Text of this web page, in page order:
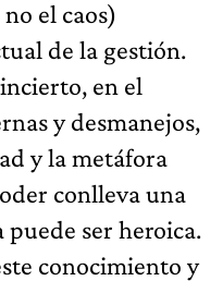
el caos)
de la gestión.
en el
y desmanejos,
y la metáfora
conlleva una
puede ser heroica.
conocimiento y